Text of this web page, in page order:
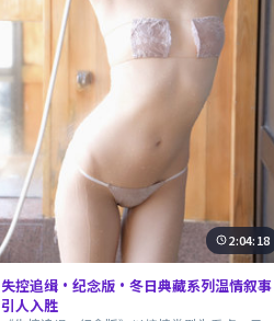
2:04:18
失控追缉·纪念版·冬日典藏系列温情叙事
引人入胜